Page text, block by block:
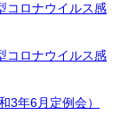
コロナウイルス感
コロナウイルス感
3年6月定例会）